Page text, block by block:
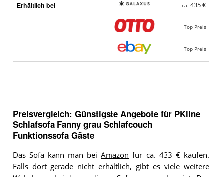
Erhältlich bei ca. 435 €
Top Preis
Top Preis
Preisvergleich: Günstigste Angebote für PKline
Schlafsofa Fanny grau Schlafcouch
Funktionssofa Gäste
Das Sofa kann man beiAmazon für ca. 433 € kaufen.
Falls dort gerade nicht erhältlich, gibt es viele weitere